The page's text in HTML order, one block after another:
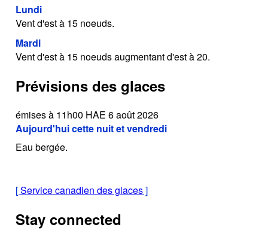
Lundi
Vent d'est à 15 noeuds.
Mardi
Vent d'est à 15 noeuds augmentant d'est à 20.
Prévisions des glaces
émises à 11h00 HAE 6 août 2026
Aujourd'hui cette nuit et vendredi
Eau bergée.
[Service canadien des glaces]
Stay connected